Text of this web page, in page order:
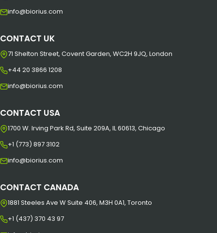
info@biorius.com
CONTACT UK
71 Shelton Street, Covent Garden, WC2H 9JQ, London
+44 20 3866 1208
info@biorius.com
CONTACT USA
1700 W. Irving Park Rd, Suite 209A, IL 60613, Chicago
+1 (773) 897 3102
info@biorius.com
CONTACT CANADA
1881 Steeles Ave W Suite 406, M3H 0A1, Toronto
+1 (437) 370 43 97